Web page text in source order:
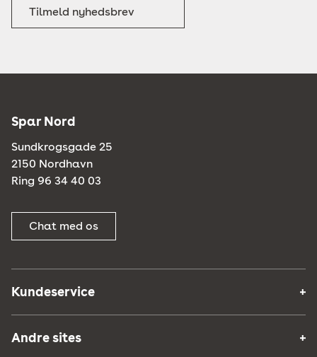
Tilmeld nyhedsbrev
Spar Nord
Sundkrogsgade 25
2150 Nordhavn
Ring 96 34 40 03
Chat med os
Kundeservice
Andre sites